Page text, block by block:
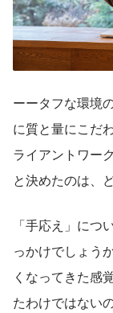
ーータフな環境
に質と量にこだ
ライアントワー
と決めたのは、
「手応え」につ
っかけでしょう
くなってきた感
たわけではない